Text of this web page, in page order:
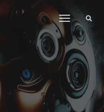
Toggle